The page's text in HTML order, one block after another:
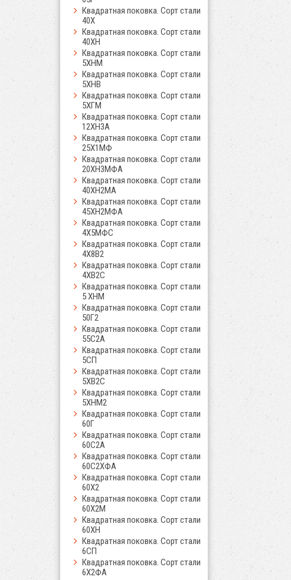
Квадратная поковка. Сорт стали
40Х
Квадратная поковка. Сорт стали
40ХН
Квадратная поковка. Сорт стали
5ХНМ
Квадратная поковка. Сорт стали
5ХНВ
Квадратная поковка. Сорт стали
5ХГМ
Квадратная поковка. Сорт стали
12ХН3А
Квадратная поковка. Сорт стали
25Х1МФ
Квадратная поковка. Сорт стали
20ХН3МФА
Квадратная поковка. Сорт стали
40ХН2МА
Квадратная поковка. Сорт стали
45ХН2МФА
Квадратная поковка. Сорт стали
4Х5МФС
Квадратная поковка. Сорт стали
4Х8В2
Квадратная поковка. Сорт стали
4ХВ2С
Квадратная поковка. Сорт стали
5 ХНМ
Квадратная поковка. Сорт стали
50Г2
Квадратная поковка. Сорт стали
55С2А
Квадратная поковка. Сорт стали
5СП
Квадратная поковка. Сорт стали
5ХВ2С
Квадратная поковка. Сорт стали
5ХНМ2
Квадратная поковка. Сорт стали
60Г
Квадратная поковка. Сорт стали
60С2А
Квадратная поковка. Сорт стали
60С2ХФА
Квадратная поковка. Сорт стали
60Х2
Квадратная поковка. Сорт стали
60Х2М
Квадратная поковка. Сорт стали
60ХН
Квадратная поковка. Сорт стали
6СП
Квадратная поковка. Сорт стали
6Х2ФА